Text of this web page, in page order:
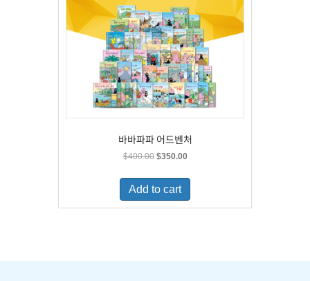
바바파파 어드벤처
$400.00 Original
was:
$400.00.
$350.00Current
is:
Add to cart